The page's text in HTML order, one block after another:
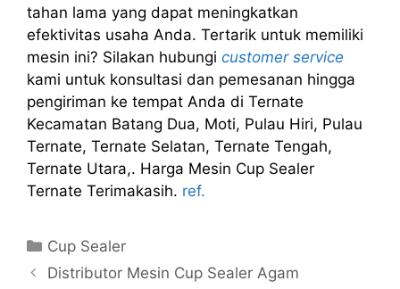
tahan lama yang dapat meningkatkan
efektivitas usaha Anda. Tertarik untuk memiliki
mesin ini? Silakan hubungi customer service
kami untuk konsultasi dan pemesanan hingga
pengiriman ke tempat Anda di Ternate
Kecamatan Batang Dua, Moti, Pulau Hiri, Pulau
Ternate, Ternate Selatan, Ternate Tengah,
Ternate Utara,. Harga Mesin Cup Sealer
Ternate Terimakasih. ref.
Kategori
Cup Sealer
Distributor Mesin Cup Sealer Agam